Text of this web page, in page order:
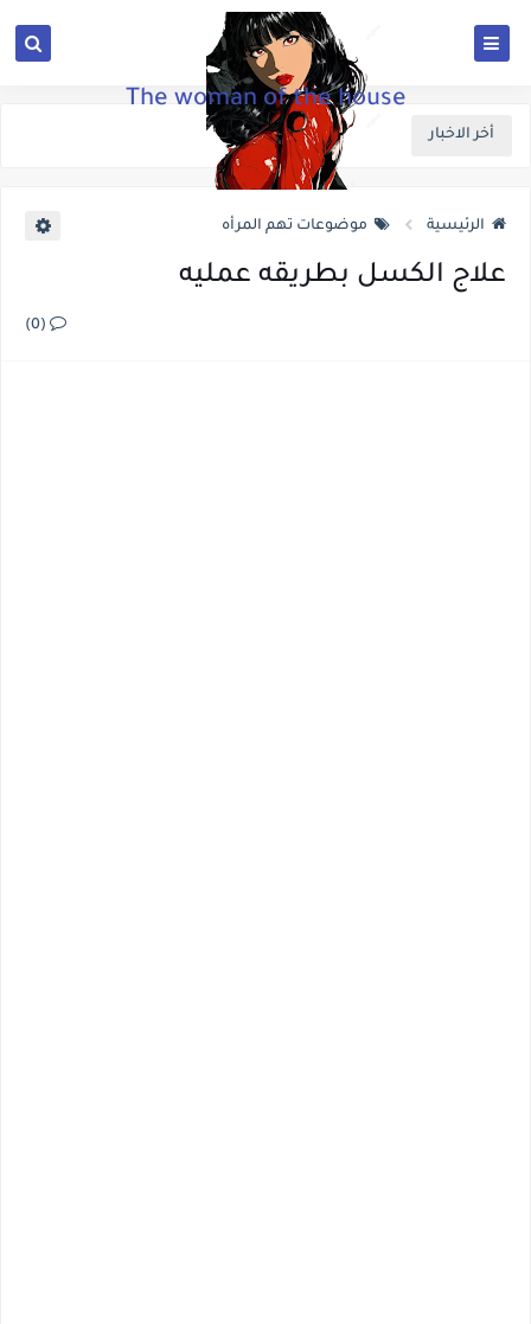
The woman of the house
أخر الاخبار
الرئيسية موضوعات تهم المرأه
علاج الكسل بطريقه عمليه
(0)